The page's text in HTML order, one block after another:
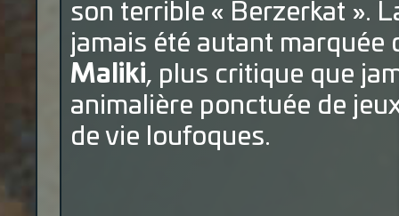
son terrible « Berzerkat ».
jamais été autant marquée
Maliki, plus critique que
animalière ponctuée de
de vie loufoques.